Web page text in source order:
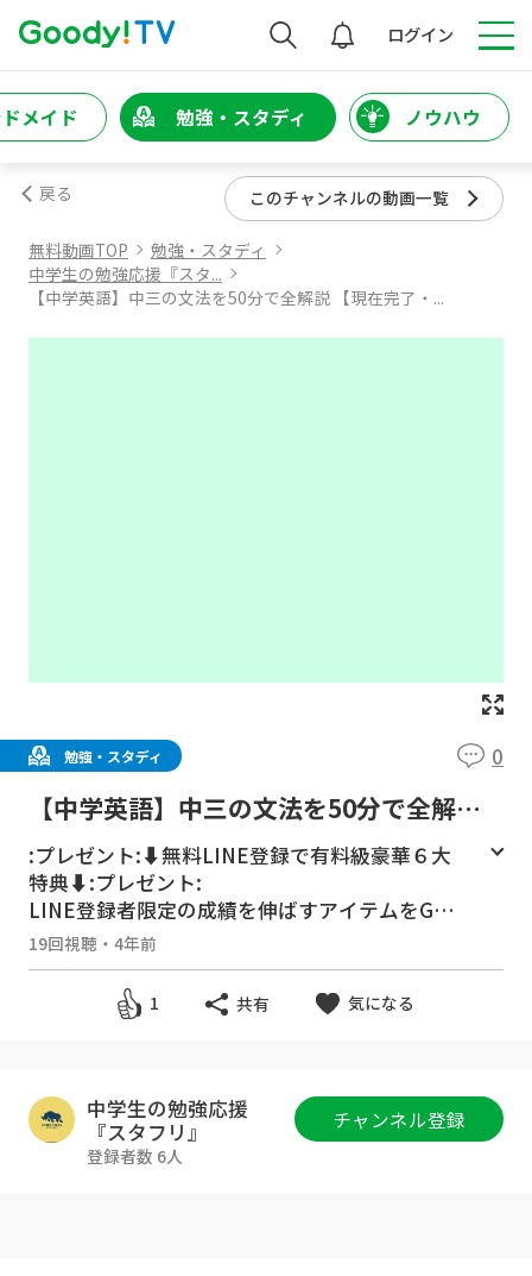
検索 ログイン
メイド 勉強・スタディ ノウハウ
戻る このチャンネルの動画一覧
無料動画TOP
勉強・スタディ
中学生の勉強応援『スタ...
【中学英語】中三の文法を50分で全解説 【現在完了・...
勉強・スタディ 0
【中学英語】中三の文法を50分で全解説
【現在完了・関係代名詞・不定詞・分詞】
:プレゼント:⬇︎無料LINE登録で有料級豪華６大
特典⬇︎:プレゼント:
LINE登録者限定の成績を伸ばすアイテムをGE
T！
【:プレゼント:無料LINE登録はコチラ:プレゼン
https://liff.line.me/1656041351-qgLmx2VP/la
【「アプリで開く」を押してください】
:チェックマーク_緑: 特典１ 《有料級書籍無料
公開》
19回視聴 ・ 4年前
1 共有 気になる
中学生の勉強応援
『スタフリ』
登録者数 6人
チャンネル登録